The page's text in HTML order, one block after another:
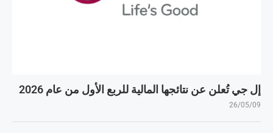
إل جي تُعلن عن نتائجها المالية للربع الأول من عام 2026
26/05/09